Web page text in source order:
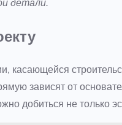
детали.
касающейся
зависят от
добиться не только